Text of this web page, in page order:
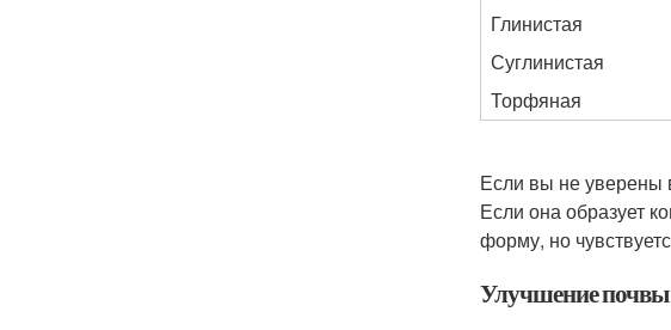
Глинистая
Суглинистая
Торфяная
Если вы не уверены
Если она образует
форму, но
Улучшение почвы